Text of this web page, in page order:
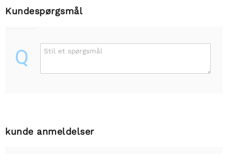
Kundespørgsmål
Q Stil et spørgsmål
kunde anmeldelser